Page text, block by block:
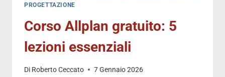
PROGETTAZIONE
Corso Allplan gratuito: 5
lezioni essenziali
Di Roberto Ceccato 7 Gennaio 2026